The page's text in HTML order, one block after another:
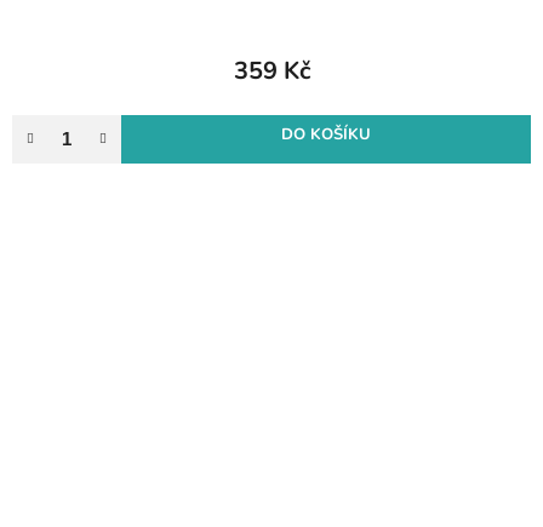
359 Kč
DO KOŠÍKU